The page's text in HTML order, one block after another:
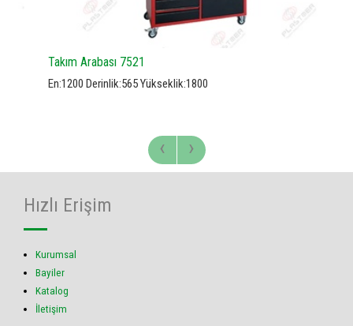
Takım Arabası 7521
En:1200 Derinlik:565 Yükseklik:1800
‹ ›
Hızlı Erişim
Kurumsal
Bayiler
Katalog
İletişim